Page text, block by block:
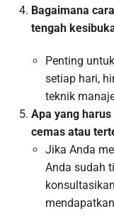
Bagaimana
tengah
Penting
setiap hari,
teknik
Apa yang
cemas atau
Jika Anda
Anda sudah